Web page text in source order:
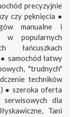
precyzyjnie
czy pęknięcia ●
manualne i
popularnych
łańcuszkach
samochód łatwy
"trudnych"
techników
● szeroka oferta
dla
Tani